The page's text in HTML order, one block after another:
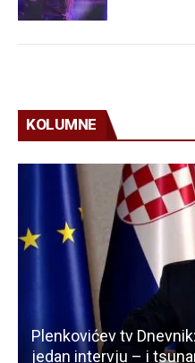
KOLUMNE
Plenkovićev tv
jedan intervju – i